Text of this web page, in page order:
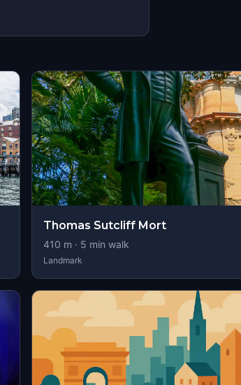
Thomas Sutcliff Mort
410 m · 5 min walk
Landmark